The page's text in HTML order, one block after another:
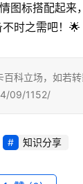
图标搭配起来
时之需吧！🌟
科立场，如若
09/1152/
知识分享